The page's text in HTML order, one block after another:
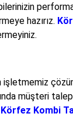
hazırız.
müşteri
Körfez Kombi